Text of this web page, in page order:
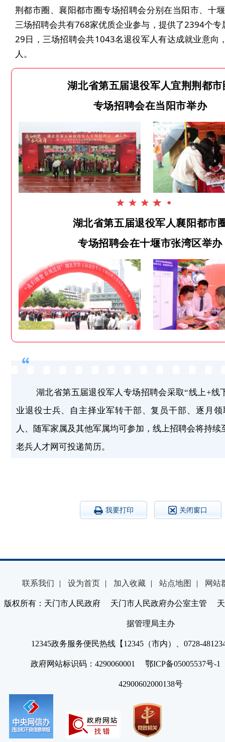
荆都市圈、襄阳都市圈专场招聘会分别在当阳市、十
三场招聘会共有768家优质企业参与，提供了2394个专
29日，三场招聘会共1043名退役军人有达成就业意向
人。
湖北省第五届退役军人宜荆荆都市
专场招聘会在当阳市举办
湖北省第五届退役军人襄阳都市
专场招聘会在十堰市张湾区举办
湖北省第五届退役军人专场招聘会采取“线上+线
业退役士兵、自主择业军转干部、复员干部、逐月
人、随军家属及其他军属均可参加，线上招聘会将持续
老兵人才网可投递简历。
我要打印 关闭窗口
联系我们 设为首页 加入收藏 站点地图 网站
版权所有：天门市人民政府 天门市人民政府办公室主管 天
据管理局主办
12345政务服务便民热线【12345（市内）、0728-
政府网站标识码：4290060001 鄂ICP备05005537号
42900602000138号